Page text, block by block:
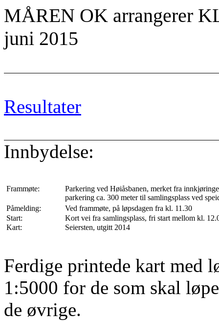
MÅREN OK arrangerer
juni 2015
Resultater
Innbydelse:
Frammøte: Parkering ved Høiåsbanen, merket fra
parkering ca. 300 meter til samlingsplass ved
Påmelding:
Ved frammøte, på løpsdagen fra kl. 11.30
Start:
Kort vei fra samlingsplass, fri start mellom kl.
Kart:
Seiersten, utgitt 2014
Ferdige printede kart med
1:5000 for de som skal
de øvrige.